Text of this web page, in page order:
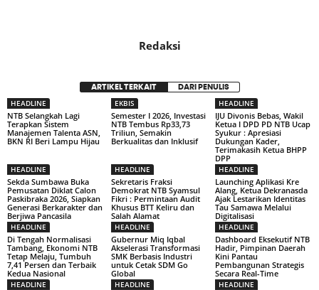
Redaksi
ARTIKEL TERKAIT DARI PENULIS
HEADLINE
NTB Selangkah Lagi
Terapkan Sistem
Manajemen Talenta ASN,
BKN RI Beri Lampu Hijau
EKBIS
Semester I 2026, Investasi
NTB Tembus Rp33,73
Triliun, Semakin
Berkualitas dan Inklusif
HEADLINE
IJU Divonis Bebas, Wakil
Ketua I DPD PD NTB Ucap
Syukur : Apresiasi
Dukungan Kader,
Terimakasih Ketua BHPP
DPP
HEADLINE
Sekda Sumbawa Buka
Pemusatan Diklat Calon
Paskibraka 2026, Siapkan
Generasi Berkarakter dan
Berjiwa Pancasila
HEADLINE
Sekretaris Fraksi
Demokrat NTB Syamsul
Fikri : Permintaan Audit
Khusus BTT Keliru dan
Salah Alamat
HEADLINE
Launching Aplikasi Kre
Alang, Ketua Dekranasda
Ajak Lestarikan Identitas
Tau Samawa Melalui
Digitalisasi
HEADLINE
Di Tengah Normalisasi
Tambang, Ekonomi NTB
Tetap Melaju, Tumbuh
7,41 Persen dan Terbaik
Kedua Nasional
HEADLINE
Gubernur Miq Iqbal
Akselerasi Transformasi
SMK Berbasis Industri
untuk Cetak SDM Go
Global
HEADLINE
Dashboard Eksekutif NTB
Hadir, Pimpinan Daerah
Kini Pantau
Pembangunan Strategis
Secara Real-Time
HEADLINE HEADLINE HEADLINE